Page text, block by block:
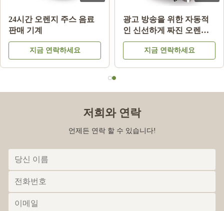
24시간 오렌지 주스 음료
판매 기계
지금 연락하세요
광고 방송을 위한 자동적
인 신선하게 짜진 오렌지
주스 자동 판매기
지금 연락하세요
저희와 연락
언제든 연락 할 수 있습니다!